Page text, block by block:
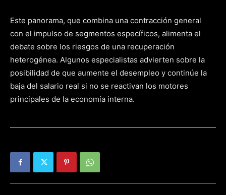
Este panorama, que combina una contracción general
con el impulso de segmentos específicos, alimenta el
debate sobre los riesgos de una recuperación
heterogénea. Algunos especialistas advierten sobre la
posibilidad de que aumente el desempleo y continúe la
baja del salario real si no se reactivan los motores
principales de la economía interna.